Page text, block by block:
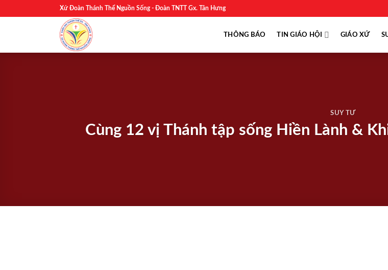
to
Xứ Đoàn Thánh Thể Nguồn Sống - Đoàn TNTT Gx. Tân Hưng
THÔNG BÁO TIN GIÁO HỘI GIÁO XỨ
SUY TƯ
Cùng 12 vị Thánh tập sống Hiền Lành &